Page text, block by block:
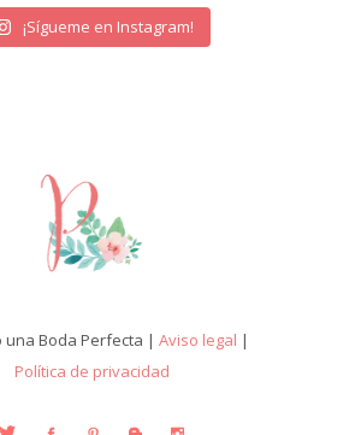
¡Sígueme en Instagram!
Boda Perfecta | Aviso legal |
Política de privacidad